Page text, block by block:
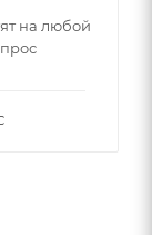
на любой